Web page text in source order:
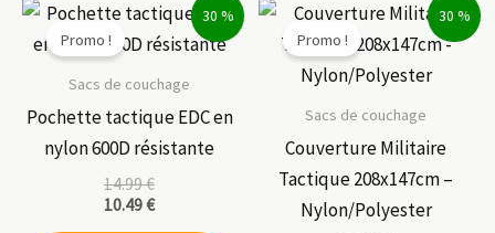
30 %
Promo !
Sacs de couchage
Pochette tactique EDC en
nylon 600D résistante
14.99€
10.49€
30 %
Promo !
Sacs de couchage
Couverture Militaire
Tactique 208x147cm –
Nylon/Polyester